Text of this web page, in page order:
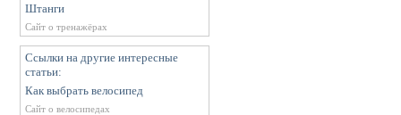
Штанги
Сайт о тренажёрах
Ссылки на другие интересные
статьи:
Как выбрать велосипед
Сайт о велосипедах